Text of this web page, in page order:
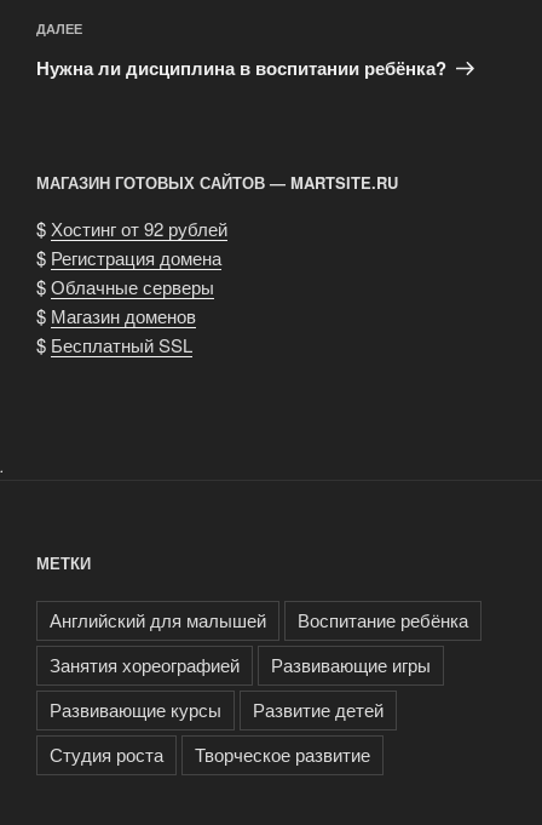
Следующая
запись
ДАЛЕЕ
Нужна ли дисциплина в воспитании ребёнка?
МАГАЗИН ГОТОВЫХ САЙТОВ — MARTSITE.RU
$Хостинг от 92 рублей
$ Регистрация домена
$Облачные серверы
$ Магазин доменов
$ Бесплатный SSL
.
МЕТКИ
Английский для малышей
Воспитание ребёнка
Занятия хореографией
Развивающие игры
Развивающие курсы
Развитие детей
Студия роста
Творческое развитие